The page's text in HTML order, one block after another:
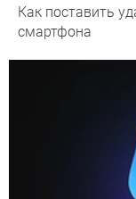
Как поставить
смартфона